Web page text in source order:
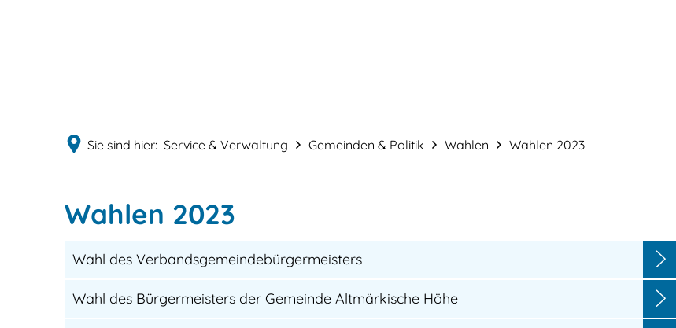
Sie sind hier: Service & Verwaltung Gemeinden & Politik Wahlen Wahlen 2023
WahlenWahlen 2023
Wahl des Verbandsgemeindebürgermeisters
Wahl des Bürgermeisters der Gemeinde Altmärkische Höhe